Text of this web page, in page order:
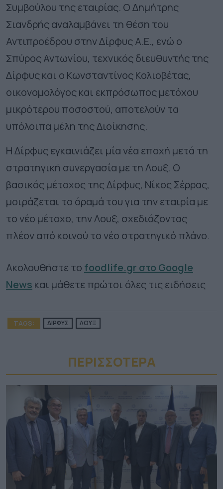
Συμβούλου της εταιρίας. Ο Δημήτρης
Σιανδρής αναλαμβάνει τη θέση του
Αντιπροέδρου στην Δίρφυς Α.Ε., ενώ ο
Σπύρος Αντωνίου, τεχνικός διευθυντής της
Δίρφυς και ο Κωνσταντίνος Κολιοβέτας,
οικονομολόγος και εκπρόσωπος μετόχου
μικρότερου ποσοστού, αποτελούν τα
υπόλοιπα μέλη της Διοίκησης.
Η Δίρφυς εγκαινιάζει μία νέα εποχή μετά τη
στρατηγική συνεργασία με τη Λουξ. Ο
βασικός μέτοχος της Δίρφυς, Νίκος Σέρρας,
μοιράζεται το όραμά του για την εταιρία με
το νέο μέτοχο, την Λουξ, σχεδιάζοντας
πλέον από κοινού το νέο στρατηγικό πλάνο.
Ακολουθήστε το foodlife.gr στο Google
News και μάθετε πρώτοι όλες τις ειδήσεις
TAGS: ΔΙΡΦΥΣ ΛΟΥΞ
ΠΕΡΙΣΣΟΤΕΡA